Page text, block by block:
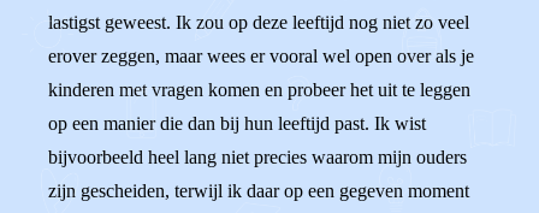
lastigst geweest. Ik zou op deze leeftijd nog niet zo veel
erover zeggen, maar wees er vooral wel open over als je
kinderen met vragen komen en probeer het uit te leggen
op een manier die dan bij hun leeftijd past. Ik wist
bijvoorbeeld heel lang niet precies waarom mijn ouders
zijn gescheiden, terwijl ik daar op een gegeven moment